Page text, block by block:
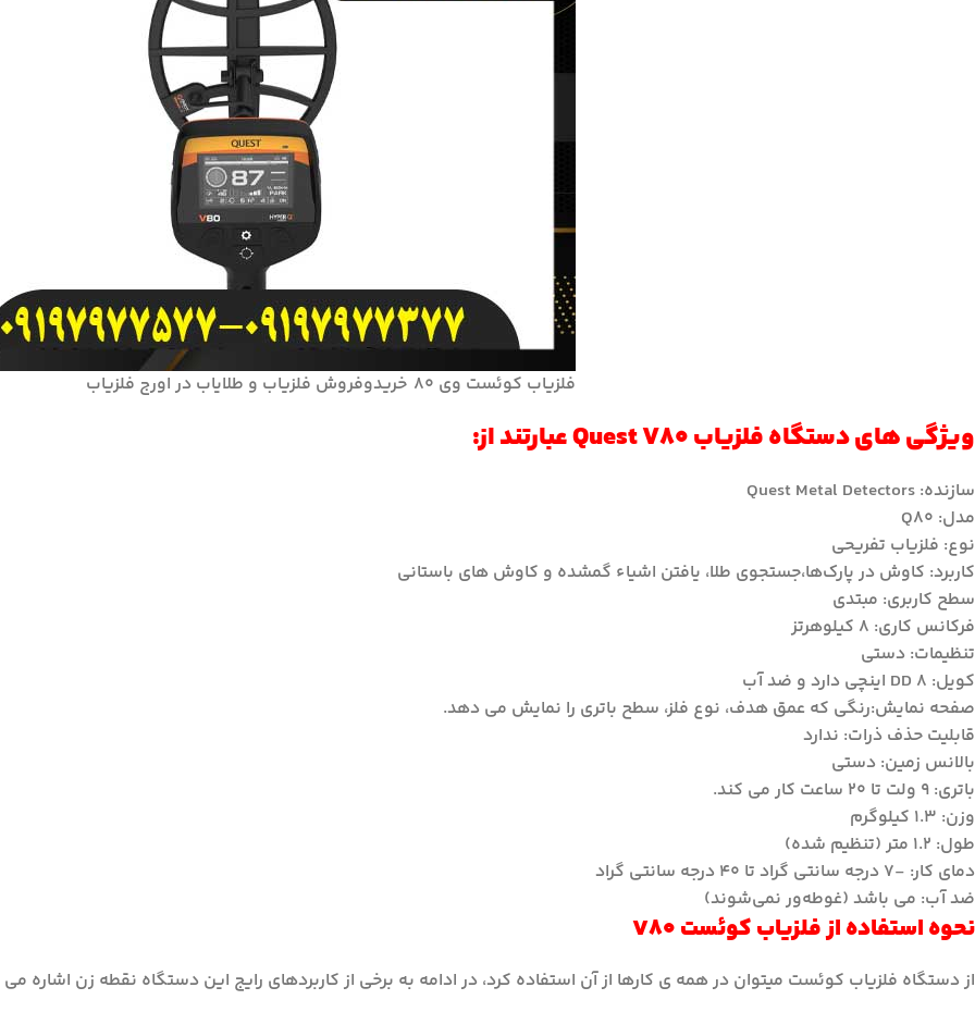
فلزیاب کوئست وی ۸۰ خریدوفروش فلزیاب و طلایاب در اورج فلزیاب
ویژگی های دستگاه فلزیاب Quest V80 عبارتند از:
سازنده: Quest Metal Detectors
مدل: Q80
نوع: فلزیاب تفریحی
کاربرد: کاوش در پارک‌ها،جستجوی طلا، یافتن اشیاء گمشده و کاوش های باستانی
سطح کاربری: مبتدی
فرکانس کاری: 8 کیلوهرتز
تنظیمات: دستی
کویل: DD 8 اینچی دارد و ضد آب
صفحه نمایش:رنگی که عمق هدف، نوع فلز، سطح باتری را نمایش می دهد.
قابلیت حذف ذرات: ندارد
بالانس زمین: دستی
باتری: 9 ولت تا 20 ساعت کار می کند.
وزن: 1.3 کیلوگرم
طول: 1.2 متر (تنظیم شده)
دمای کار: -7 درجه سانتی گراد تا 40 درجه سانتی گراد
ضد آب: می باشد (غوطه‌ور نمی‌شوند)
نحوه استفاده از فلزیاب کوئست V80
از دستگاه فلزیاب کوئست میتوان در همه ی کارها از آن استفاده کرد، در ادامه به برخی از کاربردهای رایج این دستگاه نقطه زن اشاره